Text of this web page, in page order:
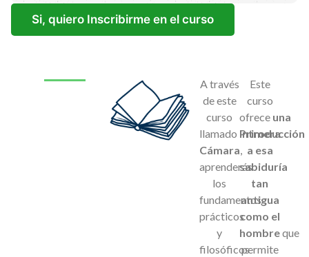
Si, quiero Inscribirme en el curso
A través
de este
curso
llamado Primera
Cámara,
aprenderás
los
fundamentos
prácticos
y
filosóficos
Este
curso
ofrece una
introducción
a esa
sabiduría
tan
antigua
como el
hombreque
permite